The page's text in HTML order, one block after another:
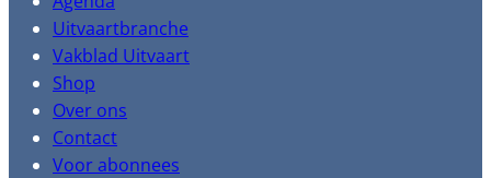
Uitvaartbranche
Vakblad Uitvaart
Shop
Over ons
Contact
Voor abonnees